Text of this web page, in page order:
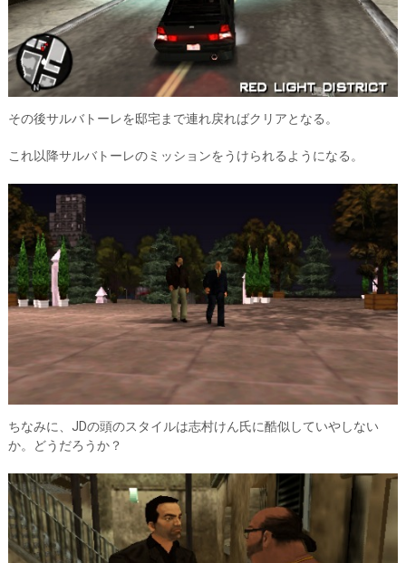
その後サルバトーレを邸宅まで連れ戻ればクリアとなる。
これ以降サルバトーレのミッションをうけられるようになる。
ちなみに、JDの頭のスタイルは志村けん氏に酷似していやしない
か。どうだろうか？